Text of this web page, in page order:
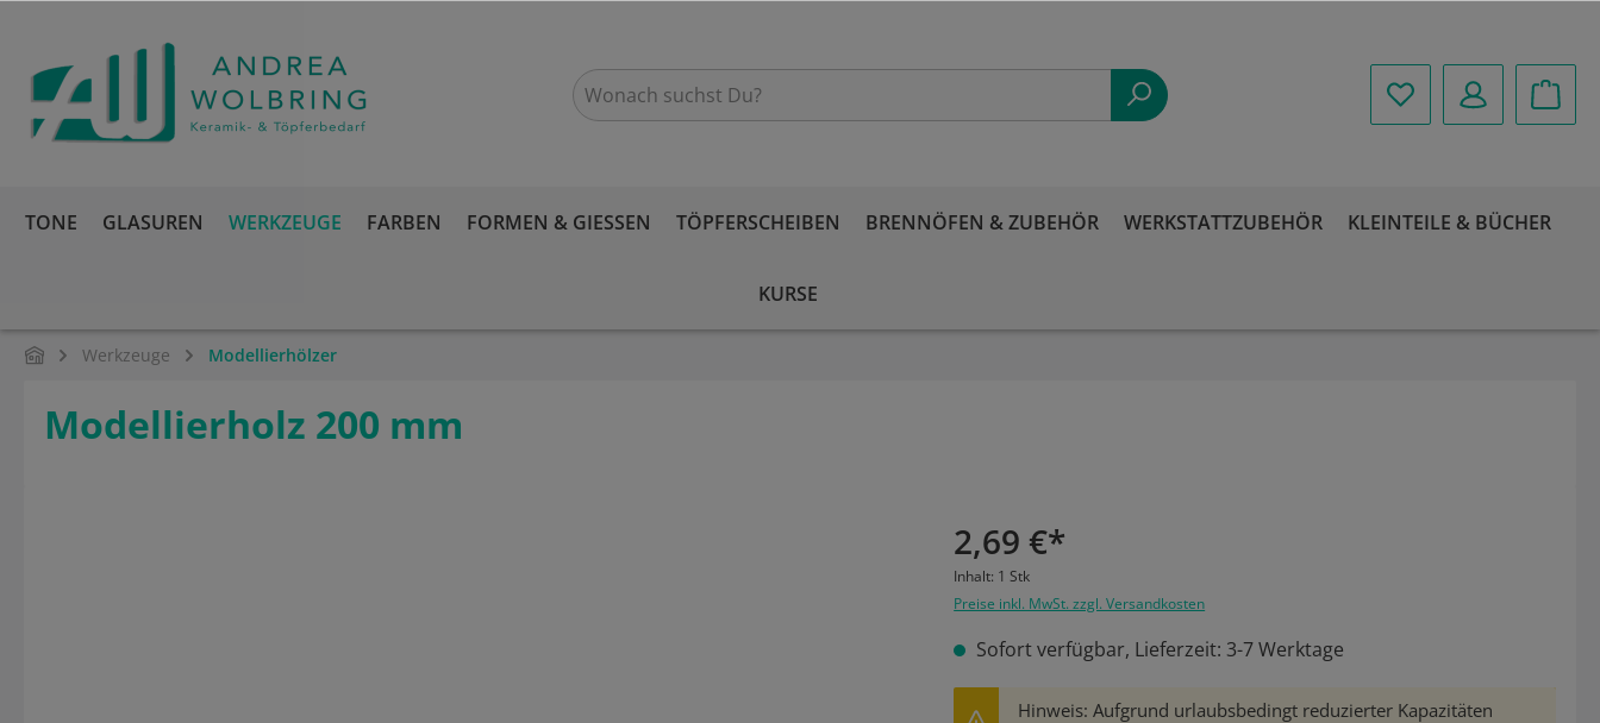
TONE GLASUREN WERKZEUGE FARBEN FORMEN & GIESSEN TÖPFERSCHEIBEN BRENNÖFEN & ZUBEHÖR WERKSTATTZUBEHÖR KLEINTEILE & BÜCHER
KURSE
Werkzeuge Modellierhölzer
Modellierholz 200 mm
2,69 €*
Inhalt: 1 Stk
Preise inkl. MwSt. zzgl. Versandkosten
Sofort verfügbar, Lieferzeit: 3-7 Werktage
Hinweis: Aufgrund urlaubsbedingt reduzierter Kapazitäten